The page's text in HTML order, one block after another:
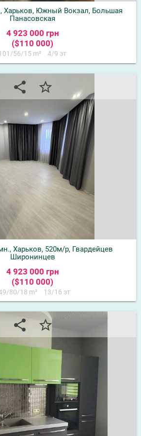
Харьков, Южный Вокзал, Большая
Панасовская
4 923 000 грн
($110 000)
56/15 m² 4/9 эт
share star_border
Харьков, 520м/р, Гвардейцев
Широнинцев
4 923 000 грн
($110 000)
80/18 m² 13/16 эт
share star_border